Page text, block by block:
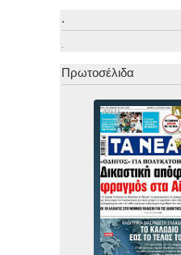
.
.
Πρωτοσέλιδα